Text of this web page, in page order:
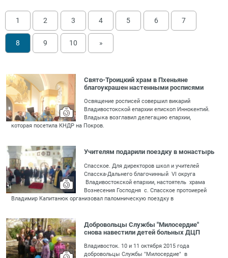
1 2 3 4 5 6 7
8 9 10 »
Свято-Троицкий храм в Пхеньяне
благоукрашен настенными росписями
Освящение росписей совершил викарий
Владивостокской епархии епископ Иннокентий.
Владыка возглавил делегацию епархии,
которая посетила КНДР на Покров.
Учителям подарили поездку в монастырь
Спасское. Для директоров школ и учителей
Спасска-Дальнего благочинный VI округа
Владивостокской епархии, настоятель храма
Вознесения Господня с. Спасское протоиерей
Владимир Капитанюк организовал паломническую поездку в
Добровольцы Службы "Милосердие"
снова навестили детей больных ДЦП
Владивосток. 10 и 11 октября 2015 года
добровольцы Службы "Милосердие" в